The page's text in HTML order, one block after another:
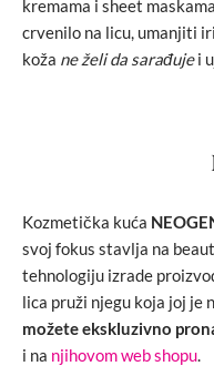
kremama i sheet
crvenilo na licu, umanjiti
koža ne želi da sarađujei
Kozmetička kuća
svoj fokus stavlja na
tehnologiju izrade
lica pruži njegu koja joj je
možete ekskluzivno
i na njihovom web shopu.